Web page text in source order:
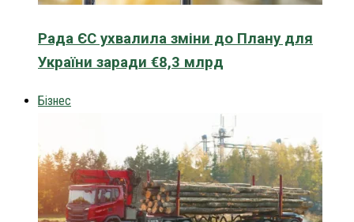
Рада ЄС ухвалила зміни до Плану для
України заради €8,3 млрд
Бізнес